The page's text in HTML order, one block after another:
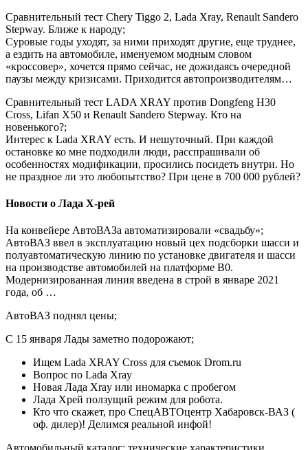
Сравнительный тест Chery Tiggo 2, Lada Xray, Renault Sandero
Stepway. Ближе к народу;
Суровые годы уходят, за ними приходят другие, еще труднее,
а ездить на автомобиле, именуемом модным словом
«кроссовер», хочется прямо сейчас, не дожидаясь очередной
паузы между кризисами. Приходится автопроизводителям…
Сравнительный тест LADA XRAY против Dongfeng H30
Cross, Lifan X50 и Renault Sandero Stepway. Кто на
новенького?;
Интерес к Lada XRAY есть. И нешуточный. При каждой
остановке ко мне подходили люди, расспрашивали об
особенностях модификации, просились посидеть внутри. Но
не праздное ли это любопытство? При цене в 700 000 рублей?
Новости о Лада Х-рей
На конвейере АвтоВАЗа автоматизировали «свадьбу»;
АвтоВАЗ ввел в эксплуатацию новый цех подсборки шасси и
полуавтоматическую линию по установке двигателя и шасси
на производстве автомобилей на платформе B0.
Модернизированная линия введена в строй в январе 2021
года, об …
АвтоВАЗ поднял цены;
С 15 января Лады заметно подорожают;
Ищем Lada XRAY Cross для съемок Drom.ru
Вопрос по Lada Xray
Новая Лада Xray или иномарка с пробегом
Лада Хрей ползущий режим для робота.
Кто что скажет, про СпецАВТОцентр Хабаровск-ВАЗ (
оф. дилер)! Делимся реальной инфой!